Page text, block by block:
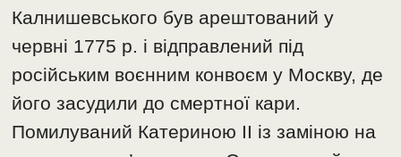
Калнишевського був арештований у
червні 1775 р. і відправлений під
російським воєнним конвоєм у Москву, де
його засудили до смертної кари.
Помилуваний Катериною ІІ із заміною на